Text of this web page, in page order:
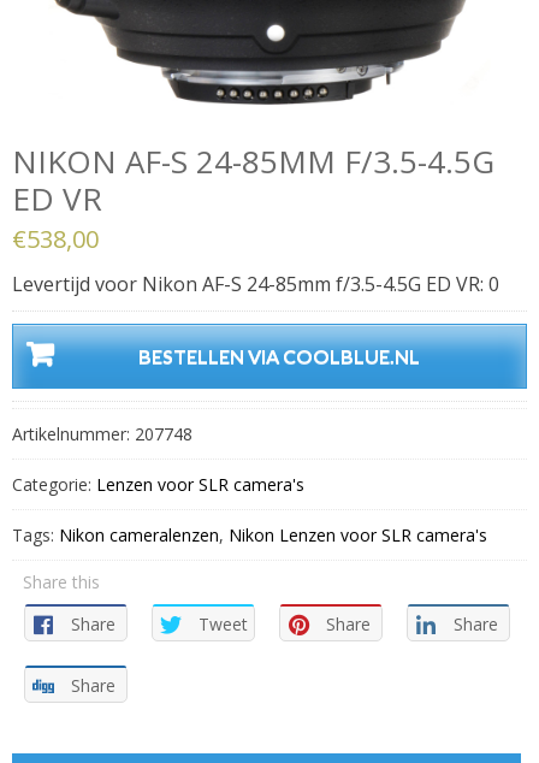
NIKON AF-S 24-85MM F/3.5-4.5G
ED VR
€538,00
Levertijd voor Nikon AF-S 24-85mm f/3.5-4.5G ED VR: 0
BESTELLEN VIA COOLBLUE.NL
Artikelnummer: 207748
Categorie: Lenzen voor SLR camera's
Tags: Nikon cameralenzen, Nikon Lenzen voor SLR camera's
Share this
Share
Tweet Share Share
Share